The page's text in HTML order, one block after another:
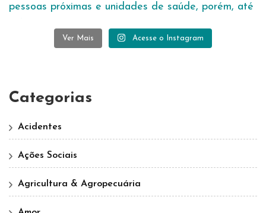
Ver Mais Acesse o Instagram
Categorias
Acidentes
Ações Sociais
Agricultura & Agropecuária